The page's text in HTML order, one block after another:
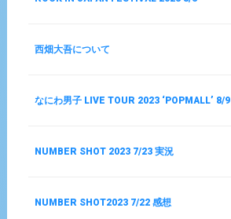
西畑大吾について
なにわ男子 LIVE TOUR 2023 ‘POPMALL’ 8/9
NUMBER SHOT 2023 7/23 実況
NUMBER SHOT2023 7/22 感想